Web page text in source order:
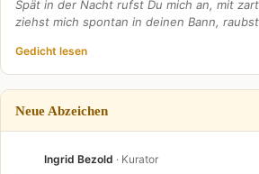
Spät in der Nacht rufst Du mich an, mit
ziehst mich spontan in deinen Bann,
Gedicht lesen
Neue Abzeichen
Ingrid Bezold · Kurator